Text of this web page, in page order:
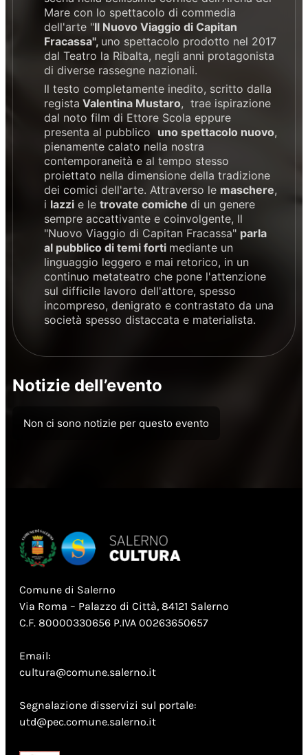
Mare con lo spettacolo di commedia
dell'arte "Il Nuovo Viaggio di Capitan
Fracassa", uno spettacolo prodotto nel 2017
dal Teatro la Ribalta, negli anni protagonista
di diverse rassegne nazionali.
Il testo completamente inedito, scritto dalla
regista Valentina Mustaro, trae ispirazione
dal noto film di Ettore Scola eppure
presenta al pubblico uno spettacolo nuovo,
pienamente calato nella nostra
contemporaneità e al tempo stesso
proiettato nella dimensione della tradizione
dei comici dell'arte. Attraverso le maschere,
i lazzi e le trovate comiche di un genere
sempre accattivante e coinvolgente, Il
"Nuovo Viaggio di Capitan Fracassa" parla
al pubblico di temi forti mediante un
linguaggio leggero e mai retorico, in un
continuo metateatro che pone l'attenzione
sul difficile lavoro dell'attore, spesso
incompreso, denigrato e contrastato da una
società spesso distaccata e materialista.
Notizie dell’evento
Non ci sono notizie per questo evento
Comune di Salerno
Via Roma – Palazzo di Città, 84121 Salerno
C.F. 80000330656 P.IVA 00263650657
Email:
cultura@comune.salerno.it
Segnalazione disservizi sul portale:
utd@pec.comune.salerno.it